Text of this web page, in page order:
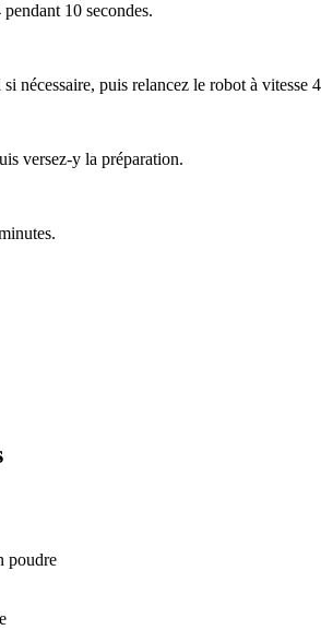
10 secondes.
nécessaire, puis relancez le robot à vitesse
versez-y la préparation.
poudre